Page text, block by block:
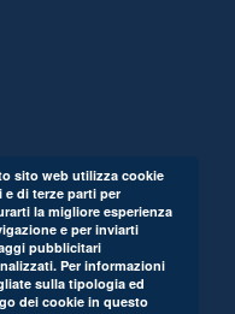
sito web utilizza cookie
e di terze parti per
la migliore esperienza
e per inviarti
pubblicitari
Per informazioni
sulla tipologia ed
dei cookie in questo